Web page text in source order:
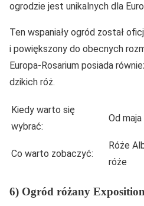
ogrodzie jest unikalnych dla
Ten wspaniały ogród został
i powiększony do obecnych
Europa-Rosarium posiada
dzikich róż.
Kiedy warto się
wybrać:
Od
Co warto zobaczyć:
Róże
róże
6) Ogród różany